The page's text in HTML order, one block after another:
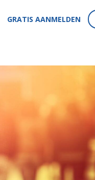
GRATIS AANMELDEN